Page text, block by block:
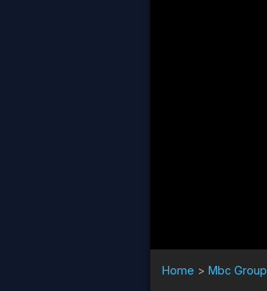
Home > Mbc Group